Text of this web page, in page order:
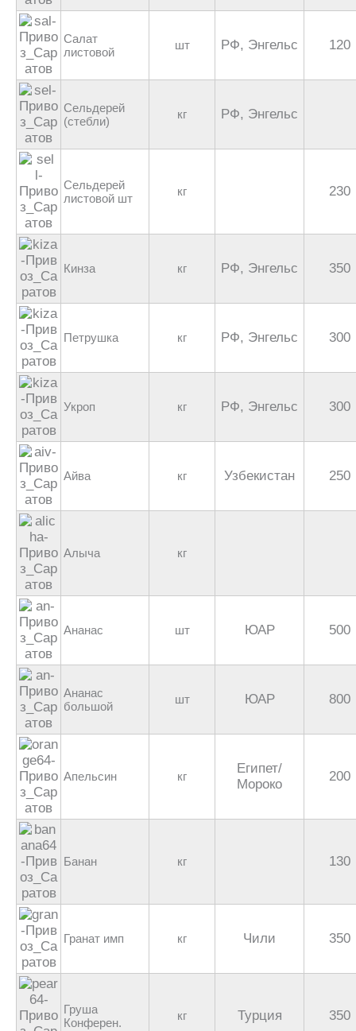
Салат
листовой
шт РФ, Энгельс 120
Сельдерей
(стебли)
кг РФ, Энгельс
Сельдерей
листовой шт
кг 230
Кинза кг РФ, Энгельс 350
Петрушка кг РФ, Энгельс 300
Укроп кг РФ, Энгельс 300
Айва кг Узбекистан 250
Алыча кг
Ананас шт ЮАР 500
Ананас
большой
шт ЮАР 800
Апельсин кг
Египет/
Мороко
200
Банан кг 130
Гранат имп кг Чили 350
Груша
Конферен.
кг Турция 350